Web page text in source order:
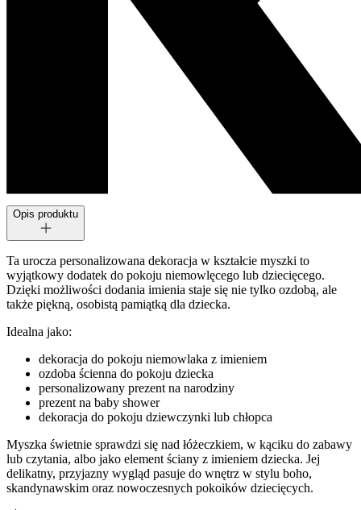
Opis produktu
Ta urocza personalizowana dekoracja w kształcie myszki to
wyjątkowy dodatek do pokoju niemowlęcego lub dziecięcego.
Dzięki możliwości dodania imienia staje się nie tylko ozdobą, ale
także piękną, osobistą pamiątką dla dziecka.
Idealna jako:
dekoracja do pokoju niemowlaka z imieniem
ozdoba ścienna do pokoju dziecka
personalizowany prezent na narodziny
prezent na baby shower
dekoracja do pokoju dziewczynki lub chłopca
Myszka świetnie sprawdzi się nad łóżeczkiem, w kąciku do zabawy
lub czytania, albo jako element ściany z imieniem dziecka. Jej
delikatny, przyjazny wygląd pasuje do wnętrz w stylu boho,
skandynawskim oraz nowoczesnych pokoików dziecięcych.